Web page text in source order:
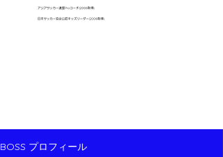
BOSS プロフィール